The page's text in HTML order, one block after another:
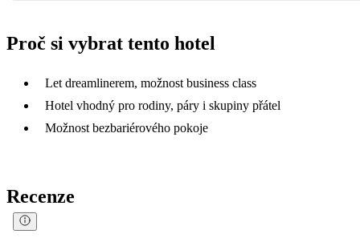
Proč si vybrat tento hotel
Let dreamlinerem, možnost business class
Hotel vhodný pro rodiny, páry i skupiny přátel
Možnost bezbariérového pokoje
Recenze